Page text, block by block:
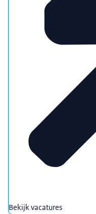
Bekijk vacatures